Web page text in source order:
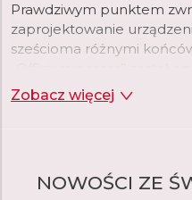
Prawdziwym punktem
zaprojektowanie
sześcioma różnymi
miejsca stając się
zaistnienie na rynkach
Zobacz więcej
NOWOŚCI ZE